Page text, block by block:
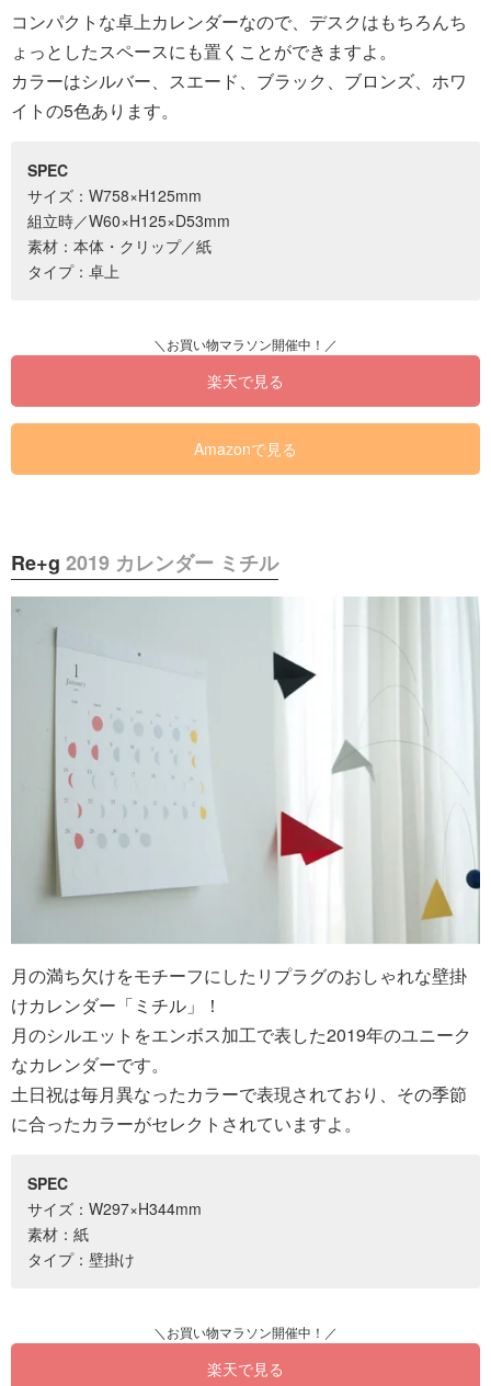
コンパクトな卓上カレンダーなので、デスクはもちろんち
ょっとしたスペースにも置くことができますよ。
カラーはシルバー、スエード、ブラック、ブロンズ、ホワ
イトの5色あります。
SPEC
サイズ：W758×H125mm
組立時／W60×H125×D53mm
素材：本体・クリップ／紙
タイプ：卓上
楽天で見る
Amazonで見る
Re+g 2019 カレンダー ミチル
月の満ち欠けをモチーフにしたリプラグのおしゃれな壁掛
けカレンダー「ミチル」！
月のシルエットをエンボス加工で表した2019年のユニーク
なカレンダーです。
土日祝は毎月異なったカラーで表現されており、その季節
に合ったカラーがセレクトされていますよ。
SPEC
サイズ：W297×H344mm
素材：紙
タイプ：壁掛け
楽天で見る